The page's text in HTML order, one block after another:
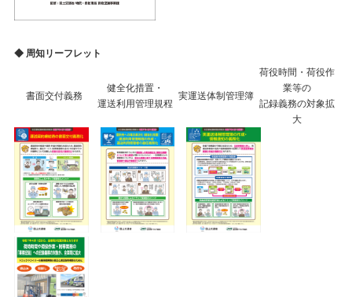
◆ 周知リーフレット
書面交付義務
健全化措置・
運送利用管理規程
実運送体制管理簿
荷役時間・荷役作
業等の
記録義務の対象拡
大